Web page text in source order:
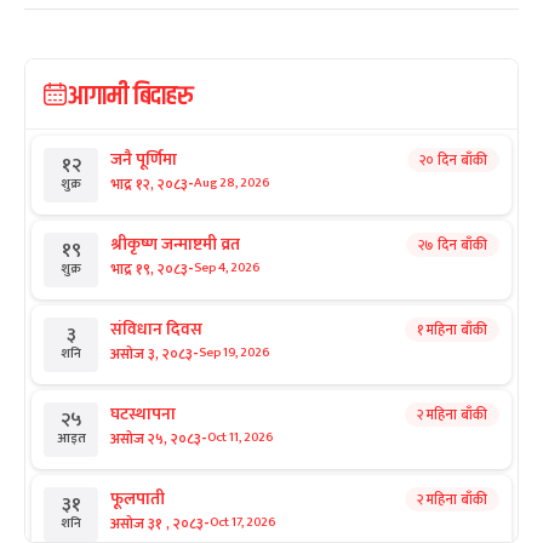
आगामी बिदाहरु
१२
शुक्र
जनै पूर्णिमा
भाद्र १२, २०८३-Aug 28, 2026
२० दिन बाँकी
१९
शुक्र
श्रीकृष्ण जन्माष्टमी व्रत
भाद्र १९, २०८३-Sep 4, 2026
२७ दिन बाँकी
३
शनि
संविधान दिवस
असोज ३, २०८३-Sep 19, 2026
१ महिना बाँकी
२५
आइत
घटस्थापना
असोज २५, २०८३-Oct 11, 2026
२ महिना बाँकी
३१
शनि
फूलपाती
असोज ३१ , २०८३-Oct 17, 2026
२ महिना बाँकी